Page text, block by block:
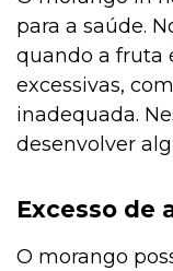
para a saúde.
quando a fruta
excessivas,
inadequada.
desenvolver
Excesso de
O morango